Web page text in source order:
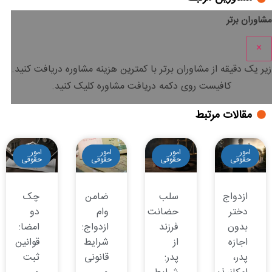
مشاوران برتر
×
زیر یک دقیقه از مشاوران برتر باکمترین هزینه مشاوره دریافت کنید.
کافیست روی دکمه دریافت مشاوره کلیک کنید.
مقالات مرتبط
امور
حقوقی
ازدواج
دختر
بدون
اجازه
پدر،
امور
حقوقی
سلب
حضانت
فرزند
از
پدر:
امور
حقوقی
ضامن
وام
ازدواج:
شرایط
قانونی
امور
حقوقی
چک
دو
امضا:
قوانین
ثبت